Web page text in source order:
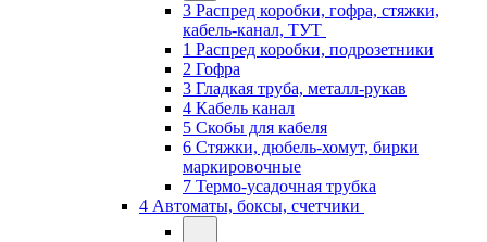
3 Распред коробки, гофра, стяжки,
кабель-канал, ТУТ
1 Распред коробки, подрозетники
2 Гофра
3 Гладкая труба, металл-рукав
4 Кабель канал
5 Скобы для кабеля
6 Стяжки, дюбель-хомут, бирки
маркировочные
7 Термо-усадочная трубка
4 Автоматы, боксы, счетчики